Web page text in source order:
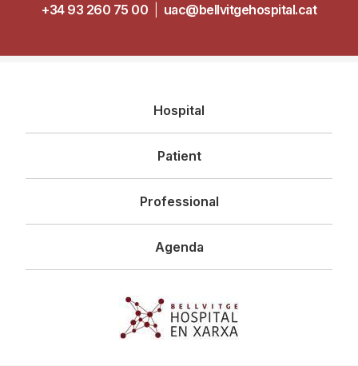
+34 93 260 75 00
uac@bellvitgehospital.cat
principal
Hospital
Patient
Professional
Agenda